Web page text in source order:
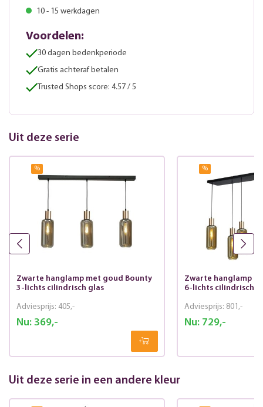
10 - 15 werkdagen
Voordelen:
30 dagen bedenkperiode
Gratis achteraf betalen
Trusted Shops score: 4.57 / 5
Uit deze serie
%
Zwarte hanglamp met goud Bounty
3-lichts cilindrisch glas
Nu:369,-
Adviesprijs: 405,-
%
Zwarte hanglamp
6-lichts cilindrisch
Nu:729,-
Adviesprijs: 801,-
Uit deze serie in een andere kleur